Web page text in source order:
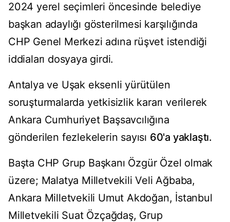
2024 yerel seçimleri öncesinde belediye
başkan adaylığı gösterilmesi karşılığında
CHP Genel Merkezi adına rüşvet istendiği
iddiaları dosyaya girdi.
Antalya ve Uşak eksenli yürütülen
soruşturmalarda yetkisizlik kararı verilerek
Ankara Cumhuriyet Başsavcılığına
gönderilen fezlekelerin sayısı 60'a yaklaştı.
Başta CHP Grup Başkanı Özgür Özel olmak
üzere; Malatya Milletvekili Veli Ağbaba,
Ankara Milletvekili Umut Akdoğan, İstanbul
Milletvekili Suat Özçağdaş, Grup